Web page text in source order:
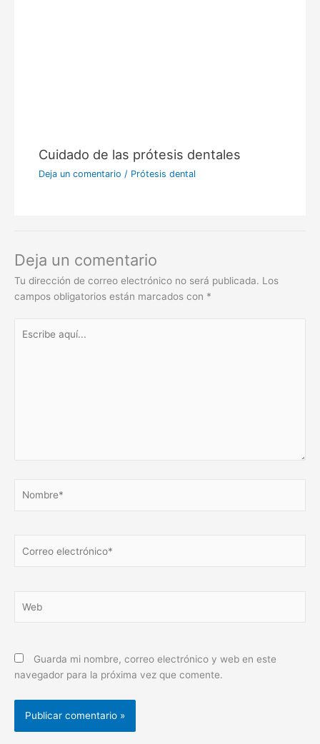
Cuidado de las prótesis dentales
Deja un comentario / Prótesis dental
Deja un comentario
Tu dirección de correo electrónico no será publicada. Los
campos obligatorios están marcados con *
aquí...
electrónico*
Guarda mi nombre, correo electrónico y web en este
navegador para la próxima vez que comente.